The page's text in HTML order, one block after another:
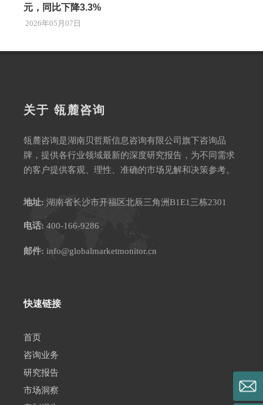
元，同比下降3.3%
2026年05月07日
关于 瓴麓咨询
瓴麓咨询是湖南贝哲斯信息咨询有限公司旗下咨询品
牌，提供各行业领域最新的深度研究报告，为不同需求
的客户提供客观、理性、准确的市场见解和决策参考。
地址: 湖南省长沙市开福区北辰三角洲B1E1三栋2301
电话: 400-166-9286
邮件: info@globalmarketmonitor.cn
快速链接
首页
咨询业务
研究报告
市场洞察